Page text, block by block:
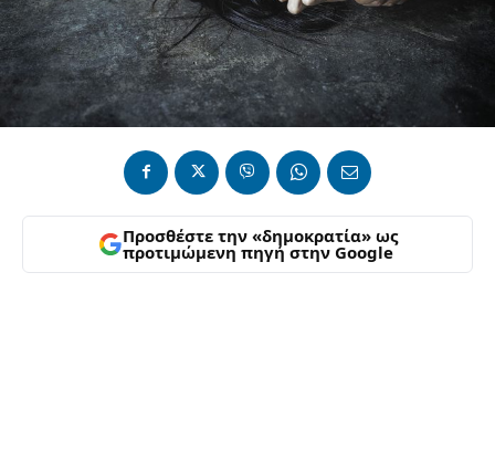
Προσθέστε την «δημοκρατία» ως
προτιμώμενη πηγή στην Google